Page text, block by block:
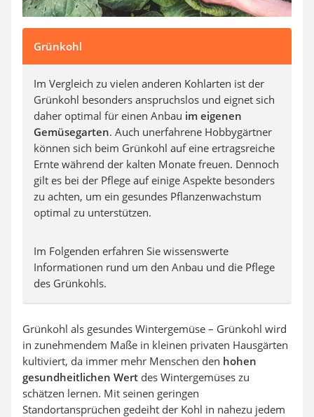
Grünkohl
Im Vergleich zu vielen anderen Kohlarten ist der
Grünkohl besonders anspruchslos und eignet sich
daher optimal für einen Anbau im eigenen
Gemüsegarten. Auch unerfahrene Hobbygärtner
können sich beim Grünkohl auf eine ertragsreiche
Ernte während der kalten Monate freuen. Dennoch
gilt es bei der Pflege auf einige Aspekte besonders
zu achten, um ein gesundes Pflanzenwachstum
optimal zu unterstützen.
Im Folgenden erfahren Sie wissenswerte
Informationen rund um den Anbau und die Pflege
des Grünkohls.
Grünkohl als gesundes Wintergemüse – Grünkohl wird
in zunehmendem Maße in kleinen privaten Hausgärten
kultiviert, da immer mehr Menschen den hohen
gesundheitlichen Wert des Wintergemüses zu
schätzen lernen. Mit seinen geringen
Standortansprüchen gedeiht der Kohl in nahezu jedem